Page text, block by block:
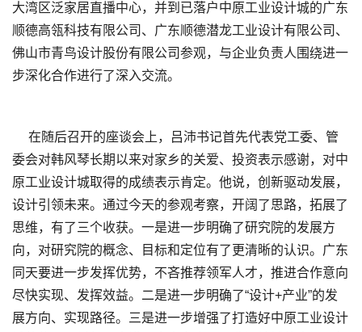
大湾区泛家居直播中心，并到已落户中原工业设计城的广东
顺德高瓴科技有限公司、广东顺德潜龙工业设计有限公司、
佛山市青鸟设计股份有限公司参观，与企业负责人围绕进一
步深化合作进行了深入交流。
在随后召开的座谈会上，吕沛书记首先代表党工委、管
委会对韩风琴长期以来对家乡的关爱、投资表示感谢，对中
原工业设计城取得的成绩表示肯定。他说，创新驱动发展，
设计引领未来。通过今天的参观考察，开阔了思路，拓展了
思维，有了三个收获。一是进一步明确了研究院的发展方
向，对研究院的概念、目标和定位有了更清晰的认识。广东
同天要进一步发挥优势，不吝推荐领军人才，推进合作意向
尽快实现、发挥效益。二是进一步明确了“设计+产业”的发
展方向、实现路径。三是进一步增强了打造好中原工业设计